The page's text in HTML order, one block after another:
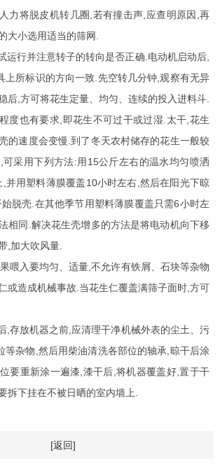
力将脱皮机转几圈,若有撞击声,应查明原因,再
大小选用适当的筛网.
行并注意转子的转向是否正确.电动机启动后,
上所标识的方向一致.先空转几分钟,观察有无异
后,方可将花生定量、均匀、连续的投入进料斗.
度也有要求,即花生不可过干或过湿.太干,花生
的速度会变慢.到了冬天农村储存的花生一般较
采用下列方法:用15公斤左右的温水均匀喷洒
并用塑料薄膜覆盖10小时左右,然后在阳光下晾
脱壳.在其他季节用塑料薄膜覆盖只需6小时左
相同.解决花生壳增多的方法是将电动机向下移
,加大吹风量.
喂入要均匀、适量,不允许有铁屑、石块等杂物
或造成机械事故.当花生仁覆盖满筛子面时,方可
,存放机器之前,应清理干净机械外表的尘土、污
等杂物,然后用柴油清洗各部位的轴承,晾干后涂
要重新涂一遍漆,漆干后,将机器覆盖好,置于干
拆下挂在不被日晒的室内墙上.
[返回]